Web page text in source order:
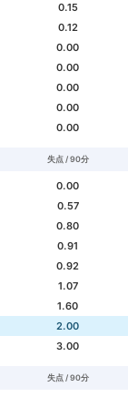
0.15
0.12
0.00
0.00
0.00
0.00
0.00
失点 / 90分
0.00
0.57
0.80
0.91
0.92
1.07
1.60
2.00
3.00
失点 / 90分